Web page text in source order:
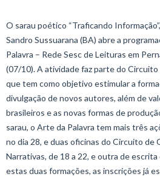
O sarau poético “Traficando
Sandro Sussuarana (BA) abre a
Palavra – Rede Sesc de Leituras em
(07/10). A atividade faz parte do
que tem como objetivo estimular a
divulgação de novos autores, além de
brasileiros e as novas formas de
sarau, o Arte da Palavra tem mais três
no dia 28, e duas oficinas do Circuito de
Narrativas, de 18 a 22, e outra de escrita
estas duas formações, as inscrições já